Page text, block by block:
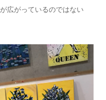
広がっているのではない